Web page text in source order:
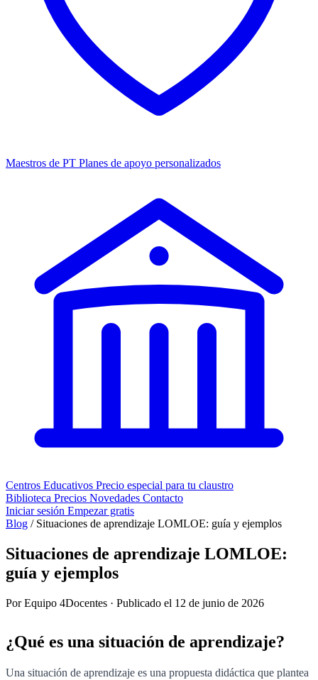
Maestros de PT Planes de apoyo personalizados
Centros Educativos Precio especial para tu claustro
Biblioteca Precios Novedades Contacto
Iniciar sesión Empezar gratis
Blog / Situaciones de aprendizaje LOMLOE: guía y ejemplos
Situaciones de aprendizaje LOMLOE:
guía y ejemplos
Por Equipo 4Docentes · Publicado el 12 de junio de 2026
¿Qué es una situación de aprendizaje?
Una situación de aprendizaje es una propuesta didáctica que plantea